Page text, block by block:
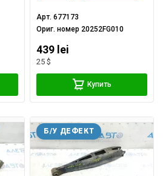
Арт.677173
Ориг. номер 20252FG010
439 lei
25 $
Купить
Б/У ДЕФЕКТ